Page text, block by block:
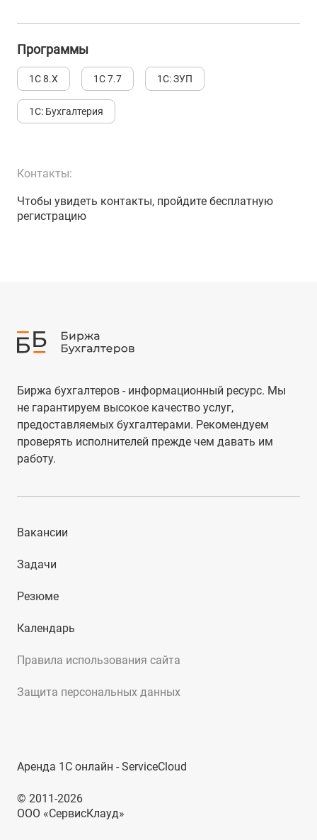
Программы
1С 8.Х 1С 7.7 1С: ЗУП
1С: Бухгалтерия
Контакты:
Чтобы увидеть контакты, пройдите бесплатную
регистрацию
Биржа бухгалтеров - информационный ресурс. Мы
не гарантируем высокое качество услуг,
предоставляемых бухгалтерами. Рекомендуем
проверять исполнителей прежде чем давать им
работу.
Правила использования сайта
Защита персональных данных
Вакансии
Задачи
Резюме
Календарь
Аренда 1С онлайн - ServiceCloud
© 2011-2026
ООО «СервисКлауд»